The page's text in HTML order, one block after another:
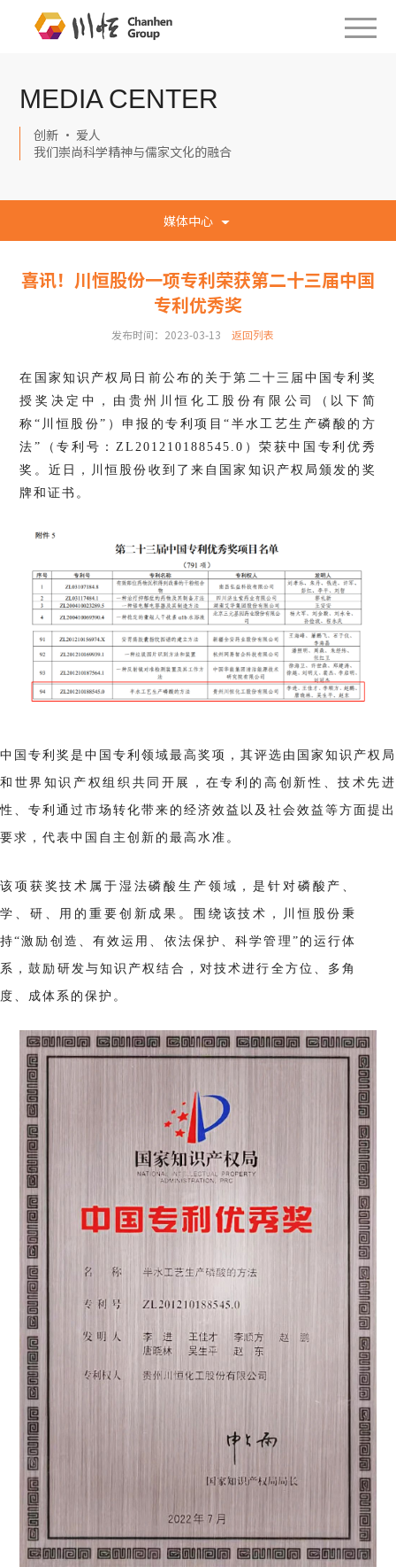
MEDIA CENTER
创新 · 爱人
我们崇尚科学精神与儒家文化的融合
媒体中心
喜讯！川恒股份一项专利荣获第二十三届中国
专利优秀奖
发布时间：2023-03-13 返回列表
在国家知识产权局日前公布的关于第二十三届中国专利奖
授奖决定中，由贵州川恒化工股份有限公司（以下简
称“川恒股份”）申报的专利项目“半水工艺生产磷酸的方
法”（专利号：ZL201210188545.0）荣获中国专利优秀
奖。近日，川恒股份收到了来自国家知识产权局颁发的奖
牌和证书。
中国专利奖是中国专利领域最高奖项，其评选由国家知识产权局
和世界知识产权组织共同开展，在专利的高创新性、技术先进
性、专利通过市场转化带来的经济效益以及社会效益等方面提出
要求，代表中国自主创新的最高水准。
该项获奖技术属于湿法磷酸生产领域，是针对磷酸产、
学、研、用的重要创新成果。围绕该技术，川恒股份秉
持“激励创造、有效运用、依法保护、科学管理”的运行体
系，鼓励研发与知识产权结合，对技术进行全方位、多角
度、成体系的保护。